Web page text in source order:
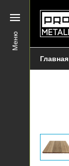
Меню
Главная